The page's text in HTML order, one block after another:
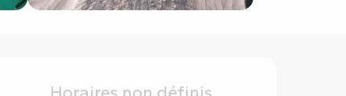
Ouverture et coordonnées